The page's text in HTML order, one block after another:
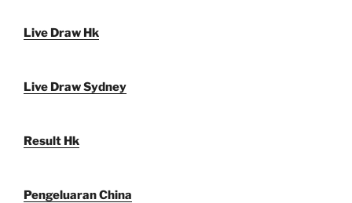
Live Draw Hk
Live Draw Sydney
Result Hk
Pengeluaran China